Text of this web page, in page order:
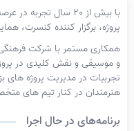
با بیش از 20 سال
پروژه، برگزار کننده کنسرت،
همکاری مستمر با شرکت
و موسیقی و نقش کلیدی در
تجربیات در مدیریت پروژه های
هنرمندان در کنار تیم های
برنامه‌های در حال اجرا